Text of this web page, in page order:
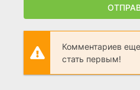
Комментариев
стать первым!